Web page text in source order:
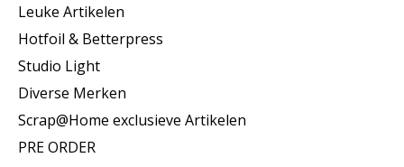
Leuke Artikelen
Hotfoil & Betterpress
Studio Light
Diverse Merken
Scrap@Home exclusieve Artikelen
PRE ORDER